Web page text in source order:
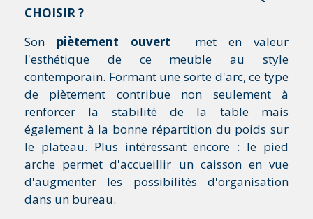
CHOISIR ?
Son piètement ouvert met en valeur
l'esthétique de ce meuble au style
contemporain. Formant une sorte d'arc, ce type
de piètement contribue non seulement à
renforcer la stabilité de la table mais
également à la bonne répartition du poids sur
le plateau. Plus intéressant encore : le pied
arche permet d'accueillir un caisson en vue
d'augmenter les possibilités d'organisation
dans un bureau.